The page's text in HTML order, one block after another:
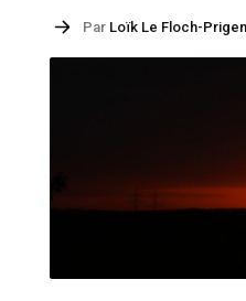
Par Loïk Le Floch-